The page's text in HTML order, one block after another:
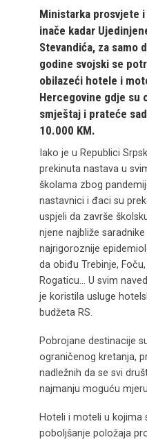
Ministarka prosvjete
inače kadar
Stevandića, za samo
godine svojski se
obilazeći hotele i
Hercegovine gdje su
smještaj i prateće
10.000 KM.
Iako je u Republici
prekinuta nastava u
školama zbog
nastavnici i đaci su
uspjeli da završe
njene najbliže
najrigoroznije
da obiđu Trebinje,
Rogaticu… U svim
je koristila usluge
budžeta RS.
Pobrojane destinacije
ograničenog kretanja,
nadležnih da se svi
najmanju moguću mjeru.
Hoteli i moteli u kojima
poboljšanje položaja